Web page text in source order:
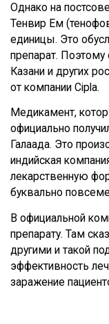
Однако на
Тенвир Ем
единицы. Это
препарат. Поэтому
Казани и других
от компании Cipla.
Медикамент,
официально
Галаада. Это
индийская
лекарственную
буквально
В официальной
препарату. Там
другими и такой
эффективность
заражение